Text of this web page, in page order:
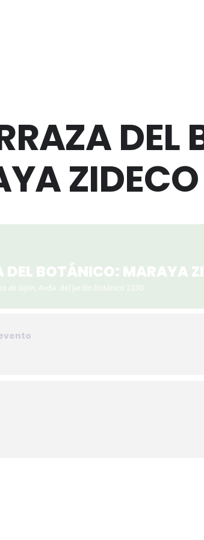
DEL
ZIDECO
DEL BOTÁNICO: MARAYA
de Gijón, Avda. del Jardín Botánico 2230